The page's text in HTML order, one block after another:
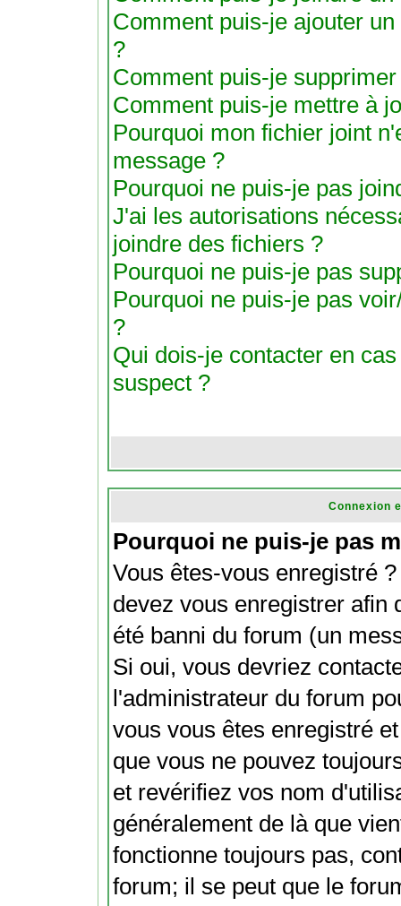
Comment puis-je ajouter
?
Comment puis-je
Comment puis-je mettre à
Pourquoi mon fichier joint
message ?
Pourquoi ne puis-je pas
J'ai les autorisations
joindre des fichiers ?
Pourquoi ne puis-je pas
Pourquoi ne puis-je pas
?
Qui dois-je contacter en
suspect ?
Connexion
Pourquoi ne puis-je pas
Vous êtes-vous enregistré
devez vous enregistrer afin
été banni du forum (un
Si oui, vous devriez
l'administrateur du forum
vous vous êtes enregistré
que vous ne pouvez
et revérifiez vos nom
généralement de là que
fonctionne toujours pas,
forum; il se peut que le